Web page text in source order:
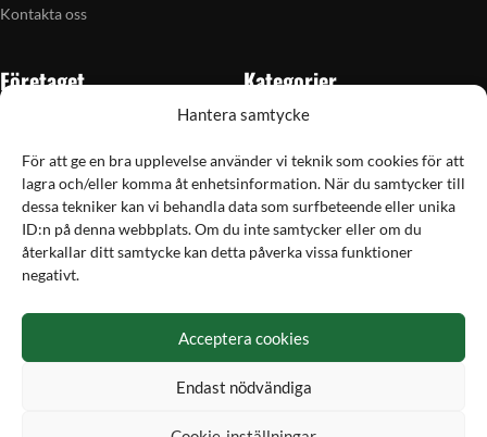
Hantera samtycke
För att ge en bra upplevelse använder vi teknik som cookies för att
lagra och/eller komma åt enhetsinformation. När du samtycker till
dessa tekniker kan vi behandla data som surfbeteende eller unika
ID:n på denna webbplats. Om du inte samtycker eller om du
återkallar ditt samtycke kan detta påverka vissa funktioner
negativt.
Acceptera cookies
Endast nödvändiga
Kontakta oss
Företaget
Butiken i Vellinge
Artiklar
Grain till gram-kalkylator
Kategorier
Skytte
Jakt & fiske
Handladdning
Optik
Utrustning